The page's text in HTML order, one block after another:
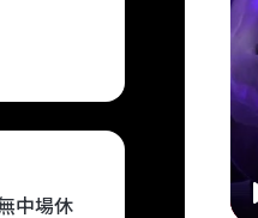
中場休